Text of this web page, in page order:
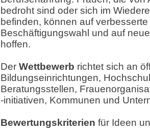
bedroht sind oder sich im
befinden, können auf
Beschäftigungswahl und auf
hoffen.
Der Wettbewerb richtet sich an
Bildungseinrichtungen,
Beratungsstellen,
-initiativen, Kommunen und
Bewertungskriterien für Ideen